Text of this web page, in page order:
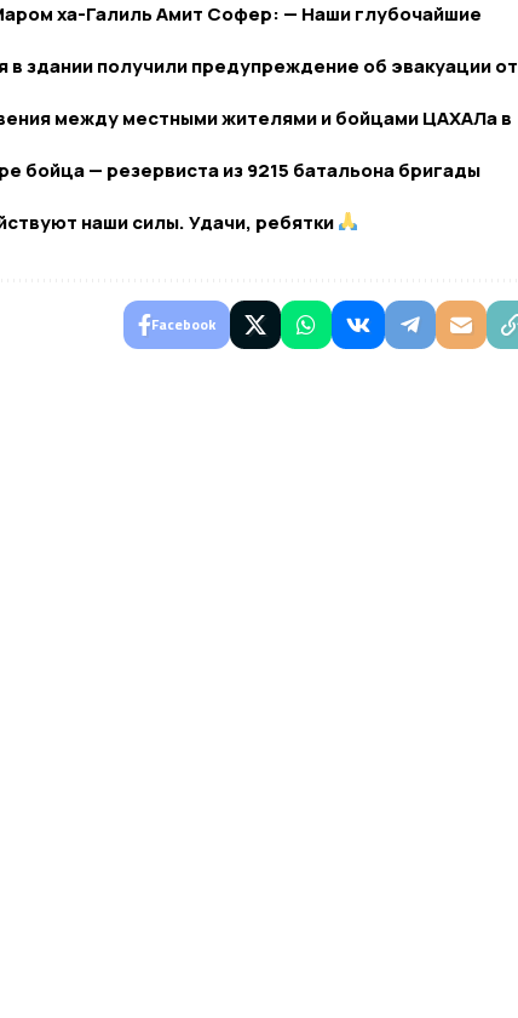
ха-Галиль Амит Софер: — Наши глубочайшие
в здании получили предупреждение об эвакуации от
между местными жителями и бойцами ЦАХАЛа в
бойца — резервиста из 9215 батальона бригады
наши силы. Удачи, ребятки
Facebook